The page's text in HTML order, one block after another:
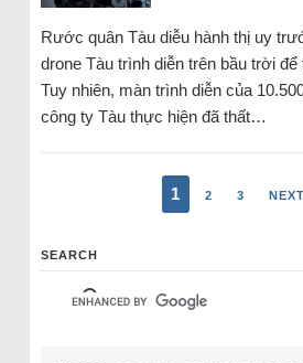
Rước quân Tàu diễu hành thị uy
drone Tàu trình diễn trên bầu trời
Tuy nhiên, màn trình diễn của
công ty Tàu thực hiện đã thất…
1 2 3
SEARCH